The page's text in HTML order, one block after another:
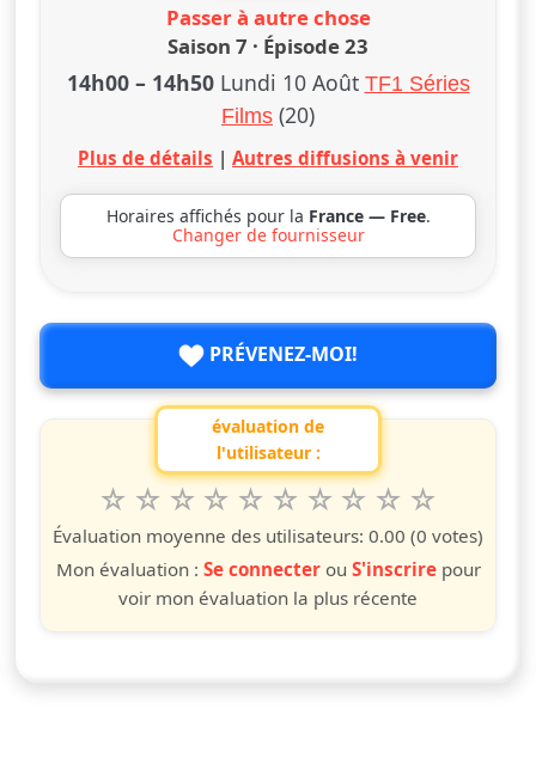
Passer à autre chose
Saison 7 · Épisode 23
14h00– 14h50 Lundi 10 Août TF1 Séries
Films (20)
Plus de détails | Autres diffusions à venir
Horaires affichés pour la France — Free.
Changer de fournisseur
PRÉVENEZ-MOI!
évaluation de
l'utilisateur :
questo spettacolo da 1 a 10 étoiles
10
étoiles
9
étoiles
8
étoiles
7
étoiles
6
étoiles
5
étoiles
4
étoiles
3
étoiles
2
étoiles
étoile
Évaluation moyenne des utilisateurs: 0.00 (0 votes)
Mon évaluation : Se connecterou S'inscrirepour
voir mon évaluation la plus récente